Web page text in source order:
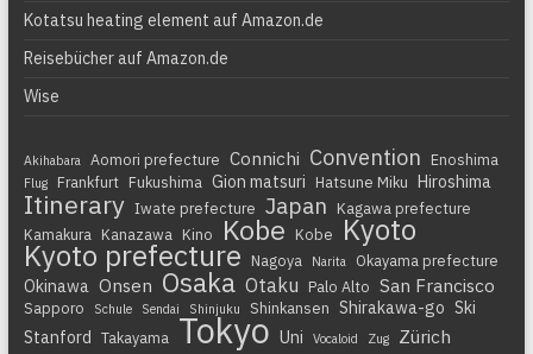
Kotatsu heating element auf Amazon.de
Reisebücher auf Amazon.de
Wise
Akihabara Aomori prefecture Connichi Convention Enoshima
Flug Frankfurt Fukushima Gion matsuri Hatsune Miku Hiroshima
Itinerary Iwate prefecture Japan
Kagawa prefecture
Kamakura
Kanazawa Kino Kobe Kobe Kyoto
Kyoto prefecture Nagoya Narita Okayama prefecture
Okinawa Onsen Osaka Otaku Palo Alto San Francisco
Sapporo Schule Sendai Shinjuku Shinkansen Shirakawa-go Ski
Stanford Takayama Tokyo Uni Vocaloid Zug Zürich